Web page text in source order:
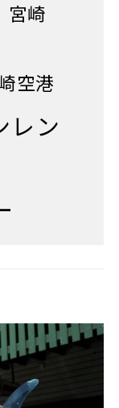
宮崎
空港
レン